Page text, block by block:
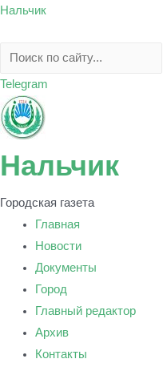
Перейти
содержимому
Нальчик
Telegram
Нальчик
Городская газета
Главная
Новости
Документы
Город
Главный редактор
Архив
Контакты